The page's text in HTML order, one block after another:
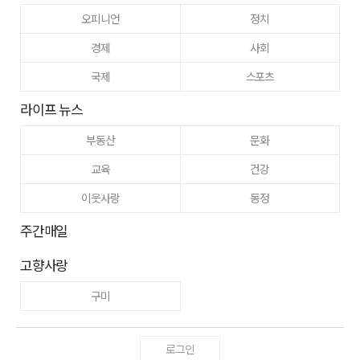
오피니언
정치
경제
사회
국제
스포츠
라이프 뉴스
부동산
문화
교육
건강
이웃사랑
동정
주간매일
고향사랑
구미
로그인